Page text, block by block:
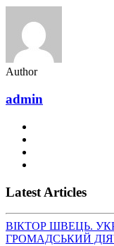
Author
admin
Latest Articles
ВІКТОР ШВЕЦЬ.
ГРОМАДСЬКИЙ